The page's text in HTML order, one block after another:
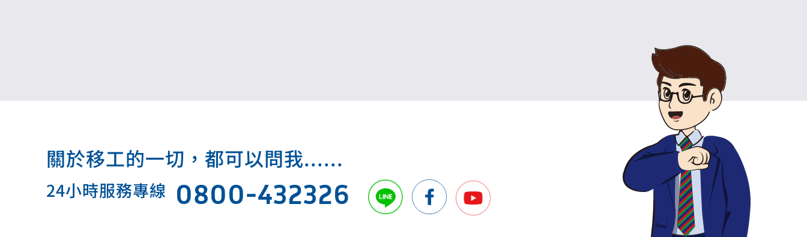
關於移工的一切，都可以問我......
24小時服務專線 0800-432326